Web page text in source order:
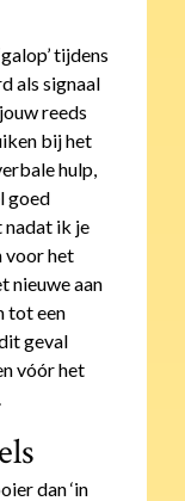
tijdens
als signaal
reeds
bij het
hulp,
goed
nadat ik je
voor het
nieuwe aan
tot een
geval
vóór het
dan ‘in